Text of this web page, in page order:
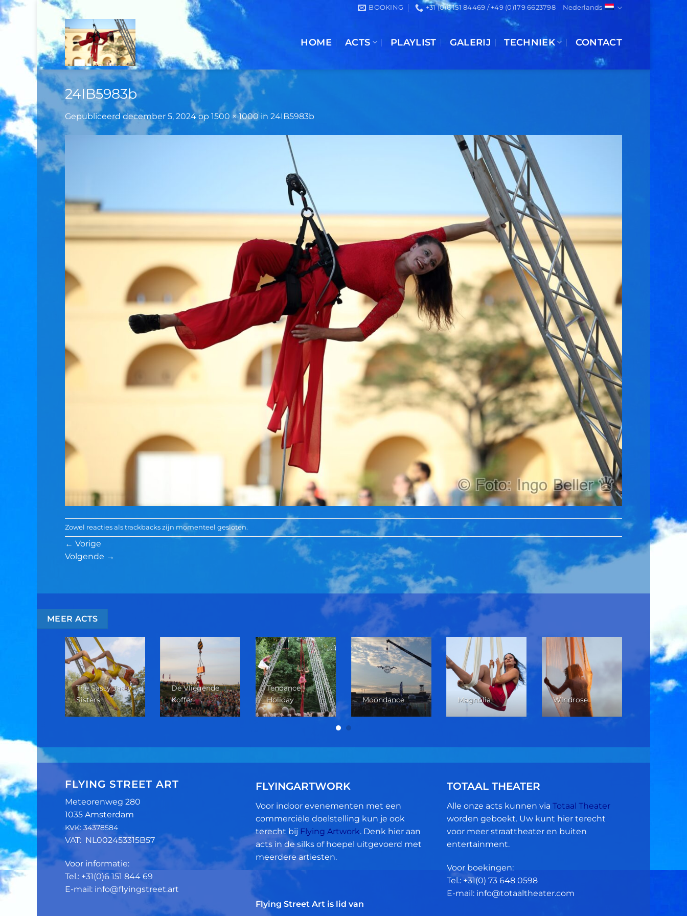
Ga
inhoud
BOOKING +31 (0)6 151 84469 / +49 (0)179 6623798 Nederlands
HOME ACTS PLAYLIST GALERIJ TECHNIEK CONTACT
24IB5983b
Gepubliceerddecember 5, 2024op 1500 × 1000 in 24IB5983b
Zowel reacties als trackbacks zijn momenteel gesloten.
← Vorige
Volgende →
MEER ACTS
The Sassy Jassy
Sisters
De Vliegende
Koffer
Tendance
Holiday
Moondance Magnolia Windrose
Verticale
Dans
FLYING STREET ART
Meteorenweg 280
1035 Amsterdam
KVK: 34378584
VAT: NL002453315B57
Voor informatie:
Tel.: +31(0)6 151 844 69
E-mail: info@flyingstreet.art
FLYINGARTWORK
Voor indoor evenementen met een
commerciële doelstelling kun je ook
terecht bij Flying Artwork. Denk hier aan
acts in de silks of hoepel uitgevoerd met
meerdere artiesten.
Flying Street Art is lid van
TOTAAL THEATER
Alle onze acts kunnen via Totaal Theater
worden geboekt. Uw kunt hier terecht
voor meer straattheater en buiten
entertainment.
Voor boekingen:
Tel.: +31(0) 73 648 0598
E-mail: info@totaaltheater.com